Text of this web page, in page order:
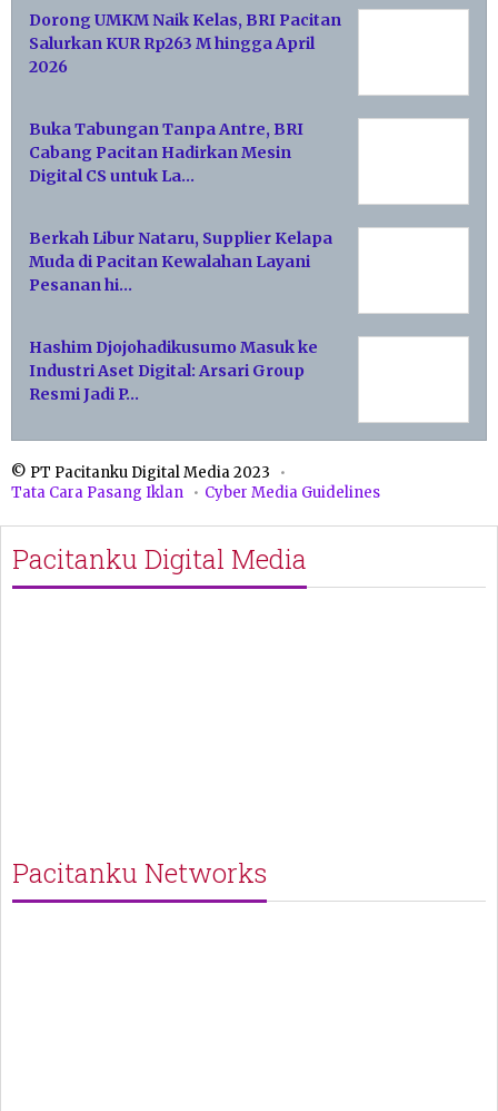
Dorong UMKM Naik Kelas, BRI Pacitan
Salurkan KUR Rp263 M hingga April
2026
Buka Tabungan Tanpa Antre, BRI
Cabang Pacitan Hadirkan Mesin
Digital CS untuk La…
Berkah Libur Nataru, Supplier Kelapa
Muda di Pacitan Kewalahan Layani
Pesanan hi…
Hashim Djojohadikusumo Masuk ke
Industri Aset Digital: Arsari Group
Resmi Jadi P…
© PT Pacitanku Digital Media 2023
Tata Cara Pasang Iklan
Cyber Media Guidelines
Pacitanku Digital Media
Pacitanku Networks